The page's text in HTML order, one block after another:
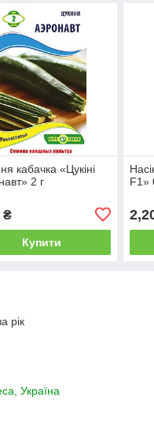
кабачка «Цукіні
2 г
₴
Купити
F1»
рік
Україна